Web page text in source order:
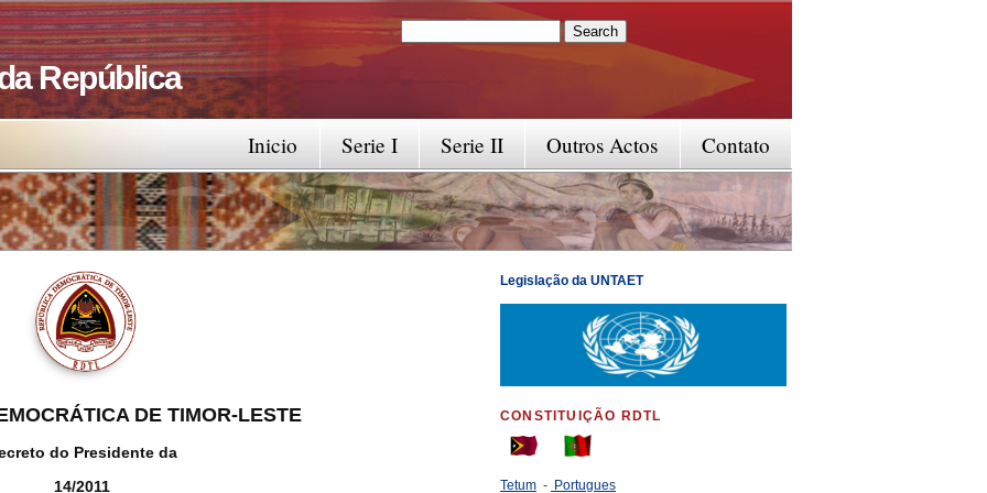
República
Search form
Contato
Outros Actos
Serie II
Serie I
Inicio
DE TIMOR-LESTE
do Presidente da
14/2011
Legislação da UNTAET
CONSTITUIÇÃO RDTL
Tetum - Portugues